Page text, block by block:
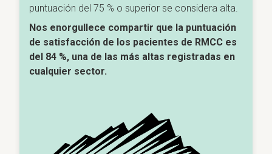
puntuación del 75 % o superior se considera alta.
Nos enorgullece compartir que la puntuación
de satisfacción de los pacientes de RMCC es
del 84 %, una de las más altas registradas en
cualquier sector.